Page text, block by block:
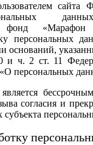
сайта
фонд
персональных
оснований,
ч. 2 ст. 11
персональных
согласия и